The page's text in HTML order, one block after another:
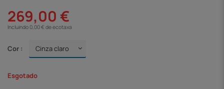
269,00 €
Incluindo 0,00 € de ecotaxa
Cor :
Esgotado